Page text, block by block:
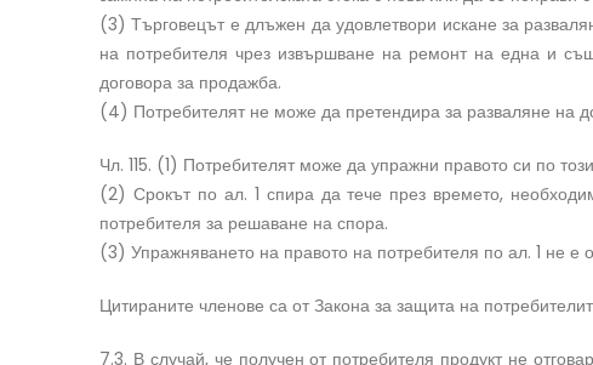
(3) Търговецът е длъжен да удовлетвори искане за
на потребителя чрез извършване на ремонт на една и
договора за продажба.
(4) Потребителят не може да претендира за разваляне на
Чл. 115. (1) Потребителят може да упражни правото си по
(2) Срокът по ал. 1 спира да тече през времето,
потребителя за решаване на спора.
(3) Упражняването на правото на потребителя по ал. 1 не е
Цитираните членове са от Закона за защита на
7.3. В случай, че получен от потребителя продукт не